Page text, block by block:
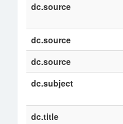
dc.source
dc.source
dc.source
dc.subject
dc.title